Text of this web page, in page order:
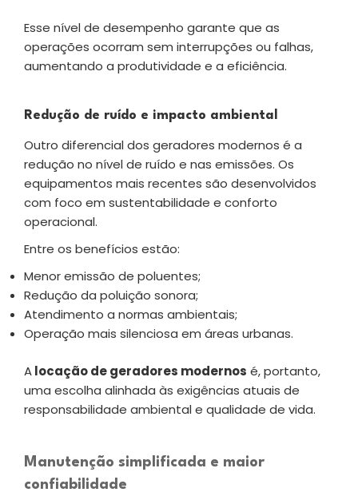
Esse nível de desempenho garante que as
operações ocorram sem interrupções ou falhas,
aumentando a produtividade e a eficiência.
Redução de ruído e impacto ambiental
Outro diferencial dos geradores modernos é a
redução no nível de ruído e nas emissões. Os
equipamentos mais recentes são desenvolvidos
com foco em sustentabilidade e conforto
operacional.
Entre os benefícios estão:
Menor emissão de poluentes;
Redução da poluição sonora;
Atendimento a normas ambientais;
Operação mais silenciosa em áreas urbanas.
Alocação de geradores modernos é, portanto,
uma escolha alinhada às exigências atuais de
responsabilidade ambiental e qualidade de vida.
Manutenção simplificada e maior
confiabilidade